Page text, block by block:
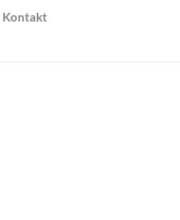
Kon­takt